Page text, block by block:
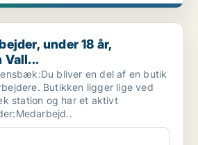
18 år, SuperBrugsen Vall...
under 18 år,
Vall...
bliver en del af en butik
Butikken ligger lige ved
station og har et aktivt